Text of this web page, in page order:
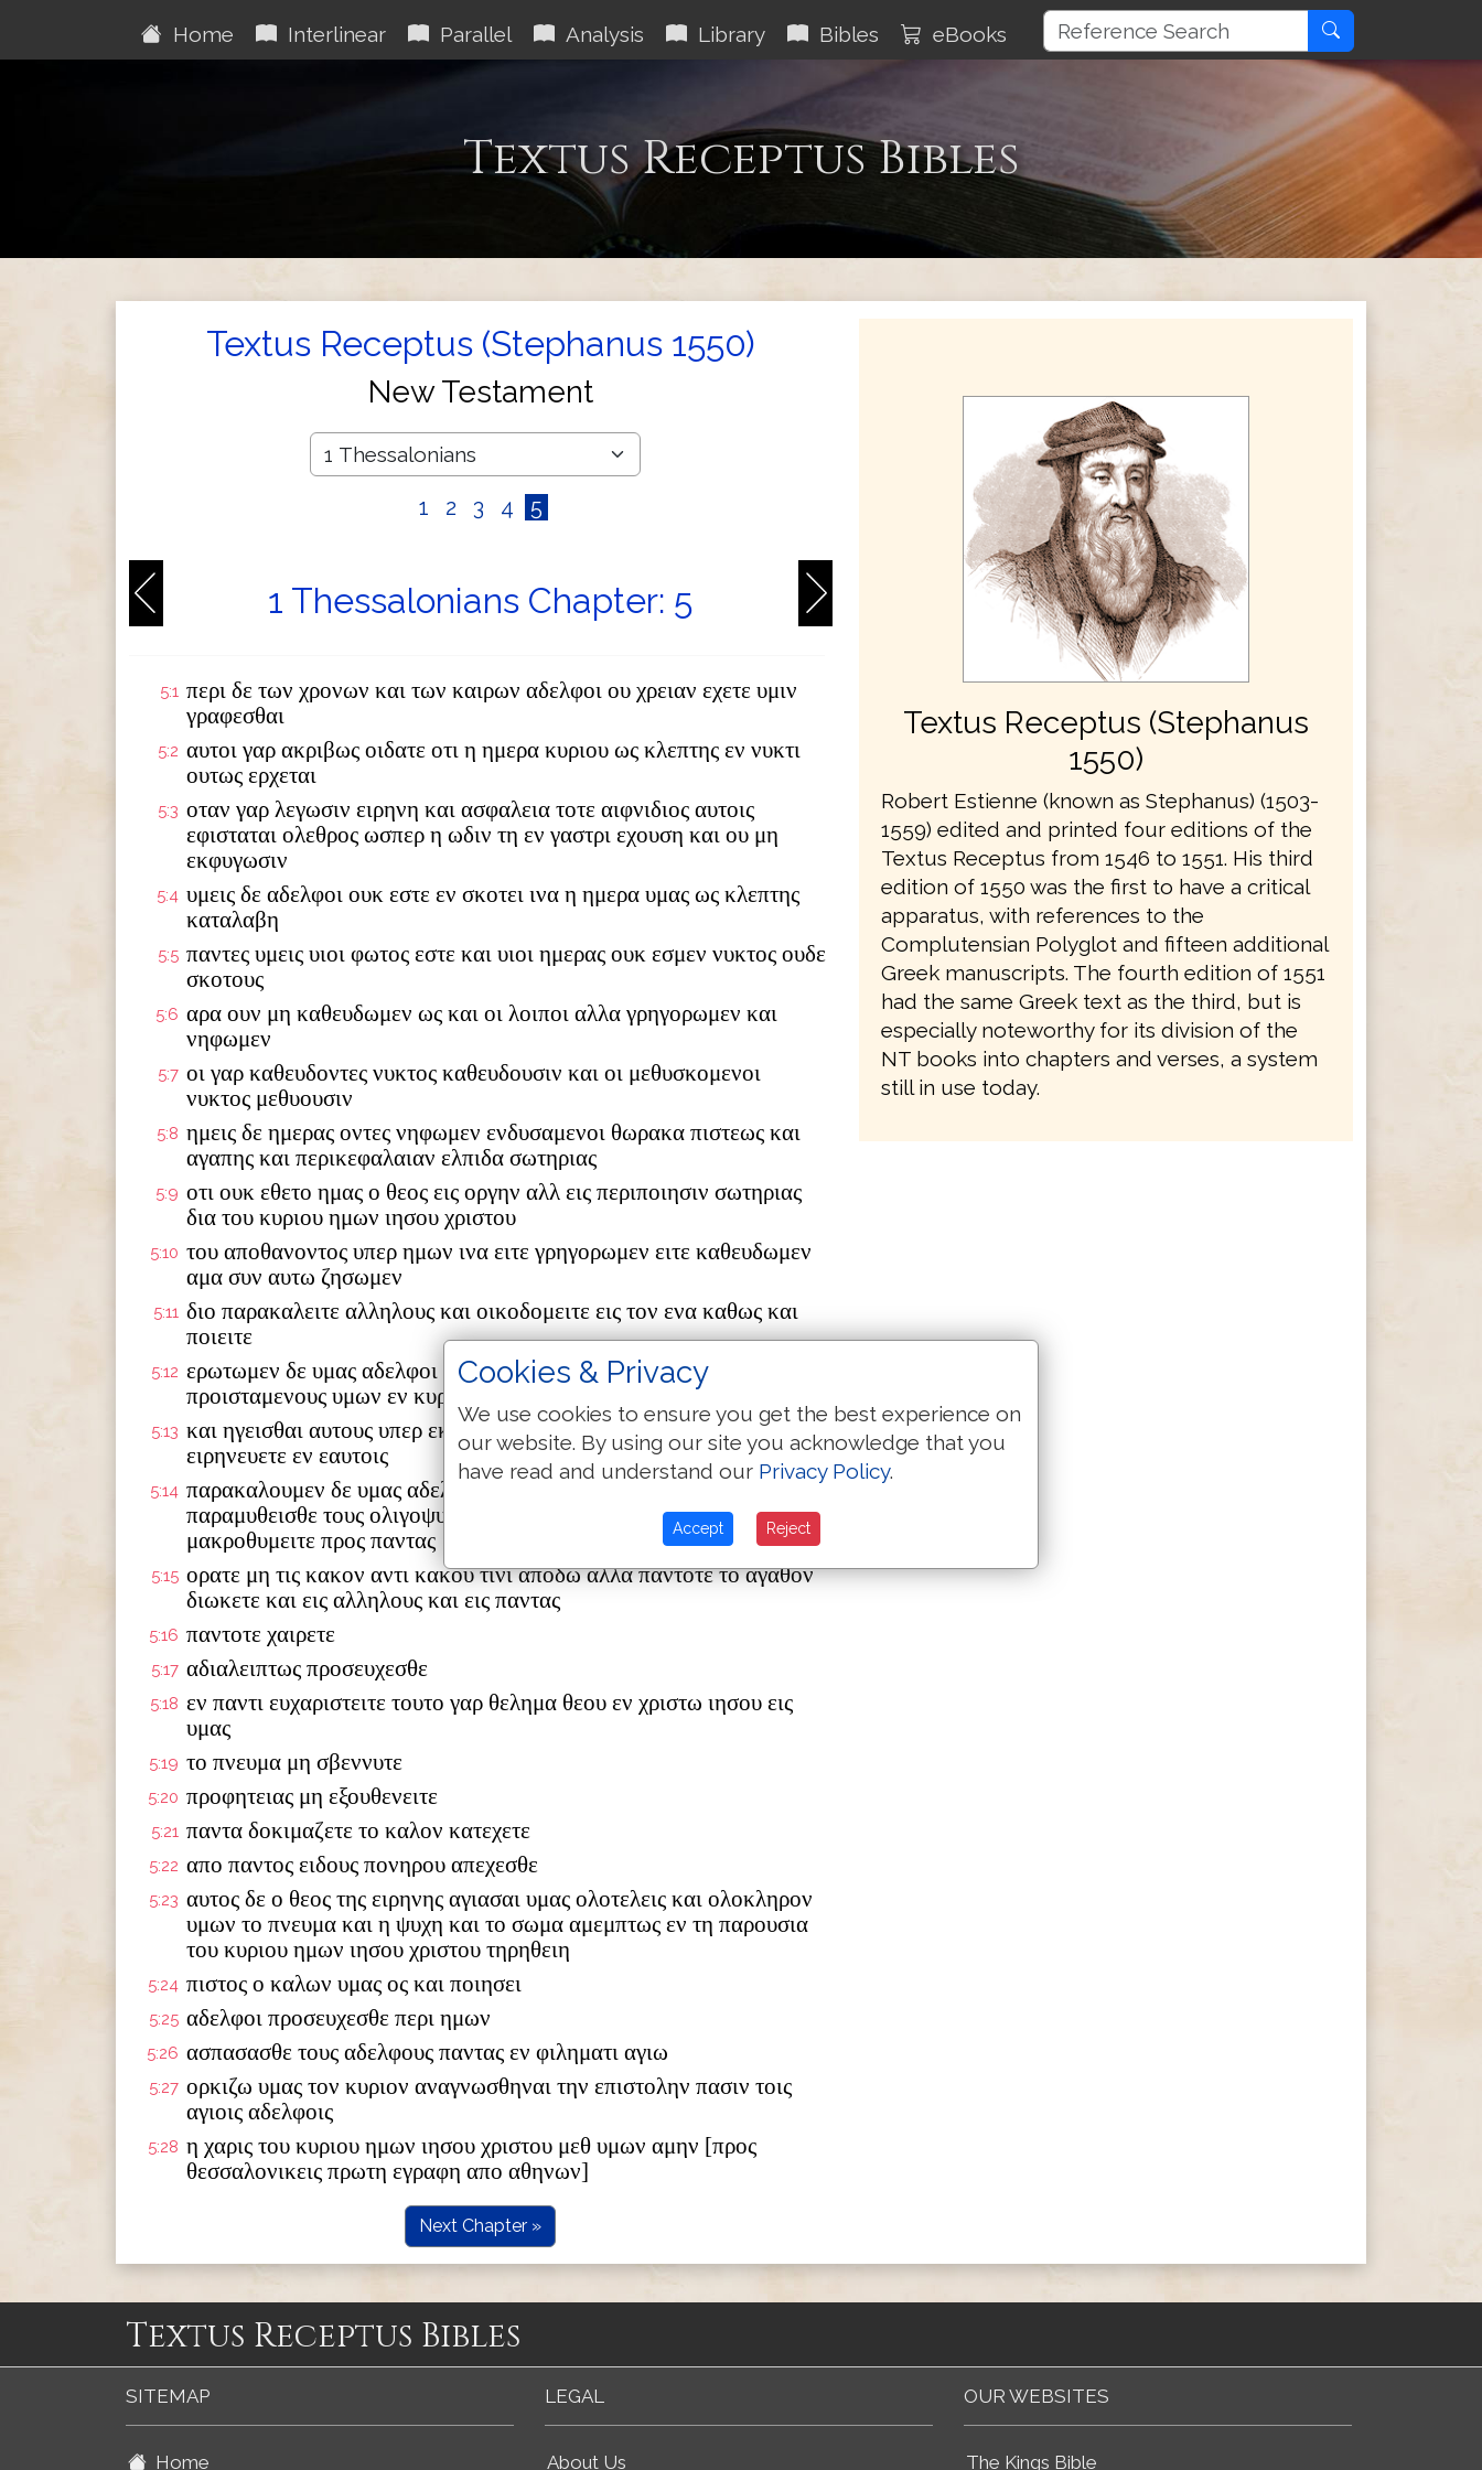
Home Interlinear Parallel Analysis Library Bibles eBooks
Textus Receptus Bibles
Textus Receptus (Stephanus 1550)
New Testament
1 2 3 4 5
1 Thessalonians Chapter: 5
5:1 περι δε των χρονων και των καιρων αδελφοι ου χρειαν εχετε υμιν
γραφεσθαι
5:2 αυτοι γαρ ακριβως οιδατε οτι η ημερα κυριου ως κλεπτης εν νυκτι
ουτως ερχεται
5:3 οταν γαρ λεγωσιν ειρηνη και ασφαλεια τοτε αιφνιδιος αυτοις
εφισταται ολεθρος ωσπερ η ωδιν τη εν γαστρι εχουση και ου μη
εκφυγωσιν
5:4 υμεις δε αδελφοι ουκ εστε εν σκοτει ινα η ημερα υμας ως κλεπτης
καταλαβη
5:5 παντες υμεις υιοι φωτος εστε και υιοι ημερας ουκ εσμεν νυκτος ουδε
σκοτους
5:6 αρα ουν μη καθευδωμεν ως και οι λοιποι αλλα γρηγορωμεν και
νηφωμεν
5:7 οι γαρ καθευδοντες νυκτος καθευδουσιν και οι μεθυσκομενοι
νυκτος μεθυουσιν
5:8 ημεις δε ημερας οντες νηφωμεν ενδυσαμενοι θωρακα πιστεως και
αγαπης και περικεφαλαιαν ελπιδα σωτηριας
5:9 οτι ουκ εθετο ημας ο θεος εις οργην αλλ εις περιποιησιν σωτηριας
δια του κυριου ημων ιησου χριστου
5:10 του αποθανοντος υπερ ημων ινα ειτε γρηγορωμεν ειτε καθευδωμεν
αμα συν αυτω ζησωμεν
5:11 διο παρακαλειτε αλληλους και οικοδομειτε εις τον ενα καθως και
ποιειτε
5:12 ερωτωμεν δε υμας αδελφοι ειδεναι τους κοπιωντας εν υμιν και
προισταμενους υμων εν κυριω και νουθετουντας υμας
5:13 και ηγεισθαι αυτους υπερ εκπερισσου εν αγαπη δια το εργον αυτων
ειρηνευετε εν εαυτοις
5:14 παρακαλουμεν δε υμας αδελφοι νουθετειτε τους ατακτους
παραμυθεισθε τους ολιγοψυχους αντεχεσθε των ασθενων
μακροθυμειτε προς παντας
5:15 ορατε μη τις κακον αντι κακου τινι αποδω αλλα παντοτε το αγαθον
διωκετε και εις αλληλους και εις παντας
5:16 παντοτε χαιρετε
5:17 αδιαλειπτως προσευχεσθε
5:18 εν παντι ευχαριστειτε τουτο γαρ θελημα θεου εν χριστω ιησου εις
υμας
5:19 το πνευμα μη σβεννυτε
5:20 προφητειας μη εξουθενειτε
5:21 παντα δοκιμαζετε το καλον κατεχετε
5:22 απο παντος ειδους πονηρου απεχεσθε
5:23 αυτος δε ο θεος της ειρηνης αγιασαι υμας ολοτελεις και ολοκληρον
υμων το πνευμα και η ψυχη και το σωμα αμεμπτως εν τη παρουσια
του κυριου ημων ιησου χριστου τηρηθειη
5:24 πιστος ο καλων υμας ος και ποιησει
5:25 αδελφοι προσευχεσθε περι ημων
5:26 ασπασασθε τους αδελφους παντας εν φιληματι αγιω
5:27 ορκιζω υμας τον κυριον αναγνωσθηναι την επιστολην πασιν τοις
αγιοις αδελφοις
5:28 η χαρις του κυριου ημων ιησου χριστου μεθ υμων αμην [προς
θεσσαλονικεις πρωτη εγραφη απο αθηνων]
Next Chapter »
Textus Receptus (Stephanus
1550)
Robert Estienne (known as Stephanus) (1503-
1559) edited and printed four editions of the
Textus Receptus from 1546 to 1551. His third
edition of 1550 was the first to have a critical
apparatus, with references to the
Complutensian Polyglot and fifteen additional
Greek manuscripts. The fourth edition of 1551
had the same Greek text as the third, but is
especially noteworthy for its division of the
NT books into chapters and verses, a system
still in use today.
Textus Receptus Bibles
SITEMAP
Home
LEGAL
About Us
OUR WEBSITES
The Kings Bible
Cookies & Privacy
We use cookies to ensure you get the best experience on
our website. By using our site you acknowledge that you
have read and understand our Privacy Policy.
Accept Reject